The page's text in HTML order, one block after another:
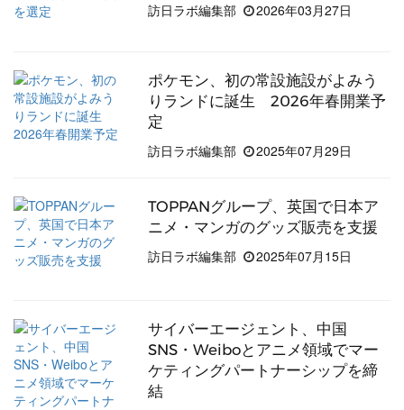
訪日ラボ編集部
2026年03月27日
ポケモン、初の常設施設がよみう
りランドに誕生 2026年春開業予
定
訪日ラボ編集部
2025年07月29日
TOPPANグループ、英国で日本ア
ニメ・マンガのグッズ販売を支援
訪日ラボ編集部
2025年07月15日
サイバーエージェント、中国
SNS・Weiboとアニメ領域でマー
ケティングパートナーシップを締
結